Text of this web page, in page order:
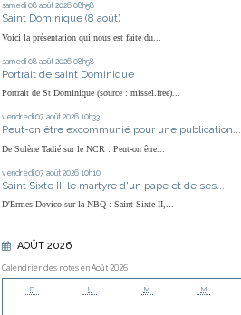
samedi 08 août 2026 08h58
Saint Dominique (8 août)
Voici la présentation qui nous est faite du...
samedi 08 août 2026 08h58
Portrait de saint Dominique
Portrait de St Dominique (source : missel.free)...
vendredi 07 août 2026 10h33
Peut-on être excommunié pour une publication...
De Solène Tadié sur le NCR : Peut-on être...
vendredi 07 août 2026 10h10
Saint Sixte II, le martyre d'un pape et de ses...
D'Ermes Dovico sur la NBQ : Saint Sixte II,...
AOÛT 2026
Calendrier des notes en Août 2026
D L M M